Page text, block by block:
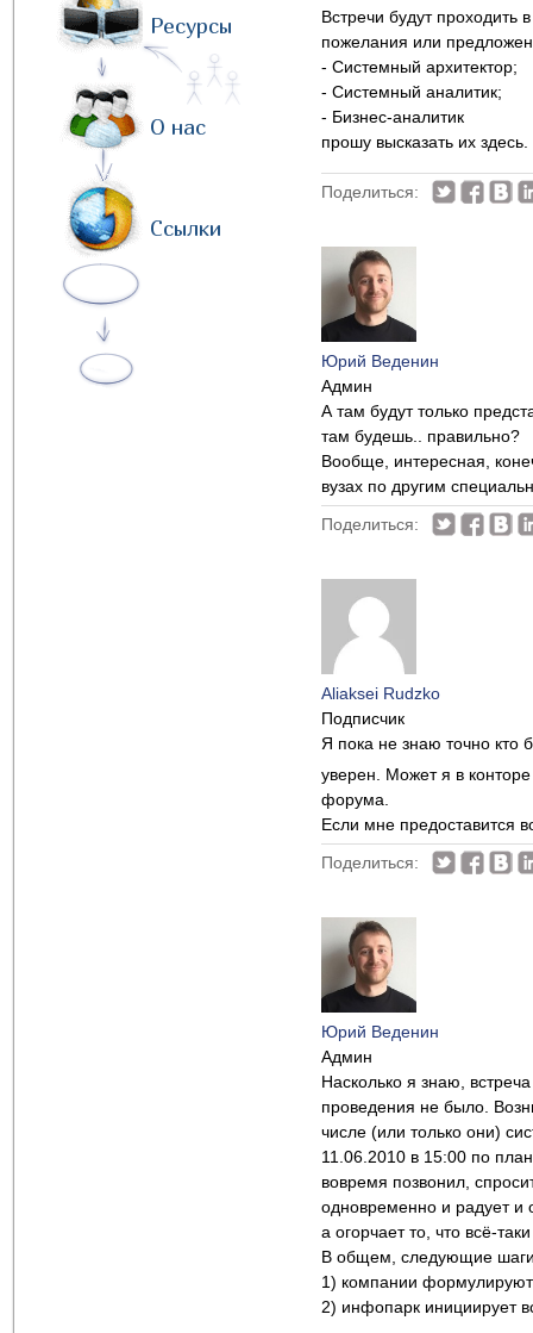
Ресурсы
О нас
Ссылки
Встречи будут
пожелания или
- Системный архитектор;
- Системный аналитик;
- Бизнес-аналитик
прошу высказать их здесь.
Поделиться:
Юрий Веденин
Админ
А там будут только
там будешь.. правильно?
Вообще, интересная,
вузах по другим
Поделиться:
Aliaksei Rudzko
Подписчик
Я пока не знаю точно кто
уверен. Может я в
форума.
Если мне предоставится
Поделиться:
Юрий Веденин
Админ
Насколько я знаю,
проведения не было.
числе (или только они)
11.06.2010 в 15:00 по
вовремя позвонил,
одновременно и радует и
а огорчает то, что всё-
В общем, следующие
1) компании
2) инфопарк инициирует